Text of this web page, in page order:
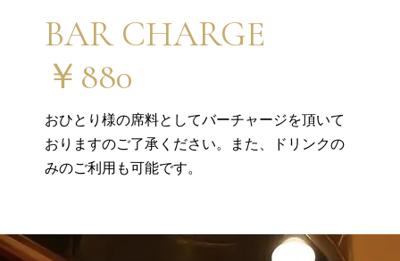
BAR CHARGE
￥880
おひとり様の席料としてバーチャージを頂いて
おりますのご了承ください。また、ドリンクの
みのご利用も可能です。